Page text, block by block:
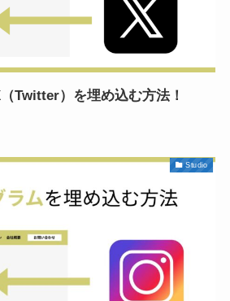
Twitter）を埋め込む方法！
Studio